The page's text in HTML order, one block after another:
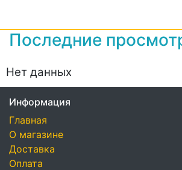
Последние
Нет данных
Информация
Главная
О магазине
Доставка
Оплата